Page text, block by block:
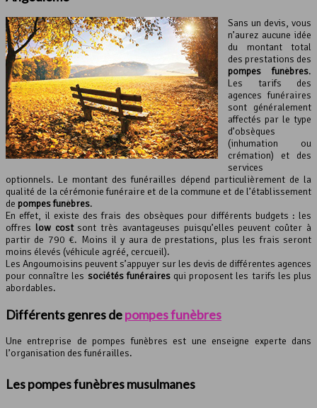
Sans un devis, vous
n’aurez aucune idée
du montant total
des prestations des
pompes funèbres.
Les tarifs des
agences funéraires
sont généralement
affectés par le type
d’obsèques
(inhumation ou
crémation) et des
services
optionnels. Le montant des funérailles dépend particulièrement de la
qualité de la cérémonie funéraire et de la commune et de l’établissement
de pompes funèbres.
En effet, il existe des frais des obsèques pour différents budgets : les
offres low costsont très avantageuses puisqu’elles peuvent coûter à
partir de 790 €. Moins il y aura de prestations, plus les frais seront
moins élevés (véhicule agréé, cercueil).
Les Angoumoisins peuvent s’appuyer sur les devis de différentes agences
pour connaître les sociétés funérairesqui proposent les tarifs les plus
abordables.
Différents genres depompes funèbres
Une entreprise de pompes funèbres est une enseigne experte dans
l’organisation des funérailles.
Les pompes funèbres musulmanes